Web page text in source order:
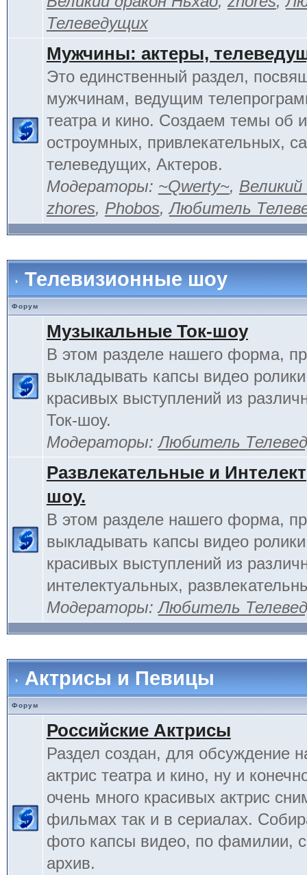
Телеведущих
Мужчины: актеры,
Это единственный раздел,
мужчинам, ведущим
театра и кино. Создаем темы об
остроумных, привлекательных,
телеведущих, Актеров.
Модераторы: ~Qwerty~, Великий
zhores, Phobos,Любитель
Телевизионные шоу
Форум
Музыкальные Ток-шоу
В этом разделе нашего форма,
выкладывать капсы видео
красивых выступлений из
Ток-шоу.
Модераторы:Любитель
Развлекательные и
шоу.
В этом разделе нашего форма,
выкладывать капсы видео
красивых выступлений из
интелектуальных,
Модераторы:Любитель
Актрисы и Певицы
Форум
Российские Актрисы
Раздел создан, для обсуждение
актрис театра и кино, ну и
очень много красивых актрис
фильмах так и в сериалах.
фото капсы видео, по фамилии,
архив.